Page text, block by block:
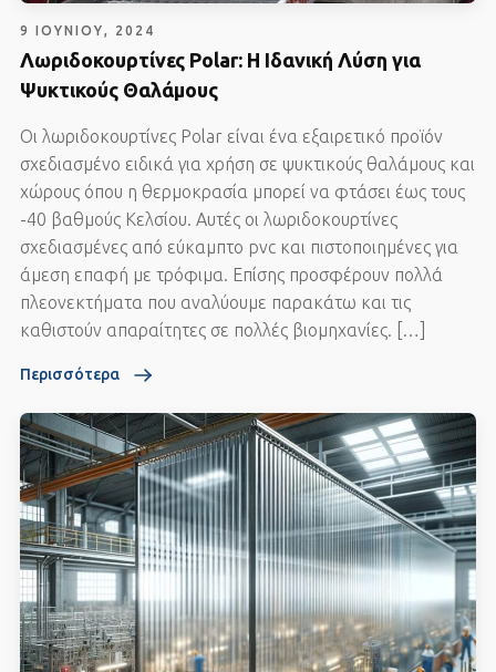
9 ΙΟΥΝΊΟΥ, 2024
Λωριδοκουρτίνες Polar: Η Ιδανική Λύση για
Ψυκτικούς Θαλάμους
Οι λωριδοκουρτίνες Polar είναι ένα εξαιρετικό προϊόν
σχεδιασμένο ειδικά για χρήση σε ψυκτικούς θαλάμους και
χώρους όπου η θερμοκρασία μπορεί να φτάσει έως τους
-40 βαθμούς Κελσίου. Αυτές οι λωριδοκουρτίνες
σχεδιασμένες από εύκαμπτο pvc και πιστοποιημένες για
άμεση επαφή με τρόφιμα. Επίσης προσφέρουν πολλά
πλεονεκτήματα που αναλύουμε παρακάτω και τις
καθιστούν απαραίτητες σε πολλές βιομηχανίες. […]
Περισσότερα